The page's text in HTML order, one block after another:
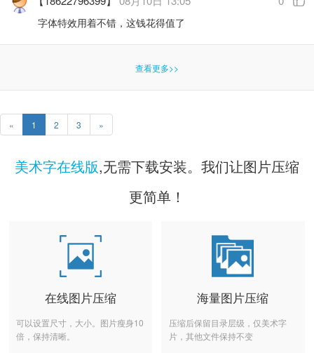
字体特效用着不错，这钱花得值了
查看更多>>
« 1 2 3 »
美术字在线版,无需下载安装。我们让图片压缩
更简单！
在线图片压缩
可以设置尺寸，大小。图片瘦身10
倍，保持清晰。
海量图片压缩
压缩后保留目录层级，仅美术字
片，其他文件保持不变